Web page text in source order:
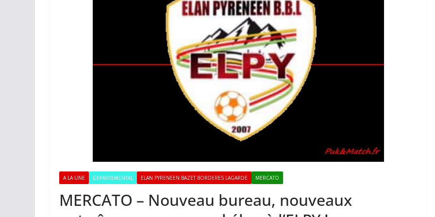
A LA UNE DEPARTEMENTAL ELAN PYRENEEN BAZET BORDERES LAGARDE MERCATO
MERCATO – Nouveau bureau, nouveaux